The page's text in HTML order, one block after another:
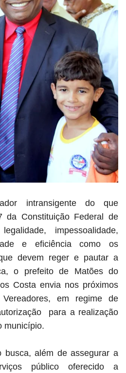
intransigente do que
da Constituição Federal de
impessoalidade,
e eficiência como os
devem reger e pautar a
o prefeito de Matões do
Costa envia nos próximos
em regime de
para a realização
município.
busca, além de assegurar a
público oferecido a